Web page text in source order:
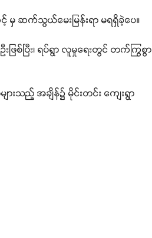
ဆက်သွယ်မေးမြန်းရာ မရရှိခဲ့ပေ။
ပြီး၊ ရပ်ရွာ လူမှုရေးတွင် တက်ကြွစွာ
သည့် အချိန်၌ မိုင်းတင်း ကျေးရွာ